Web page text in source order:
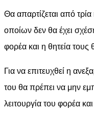
Θα απαρτίζεται από
οποίων δεν θα έχει
φορέα και η θητεία τους
Για να επιτευχθεί η
του θα πρέπει να μην
λειτουργία του φορέα